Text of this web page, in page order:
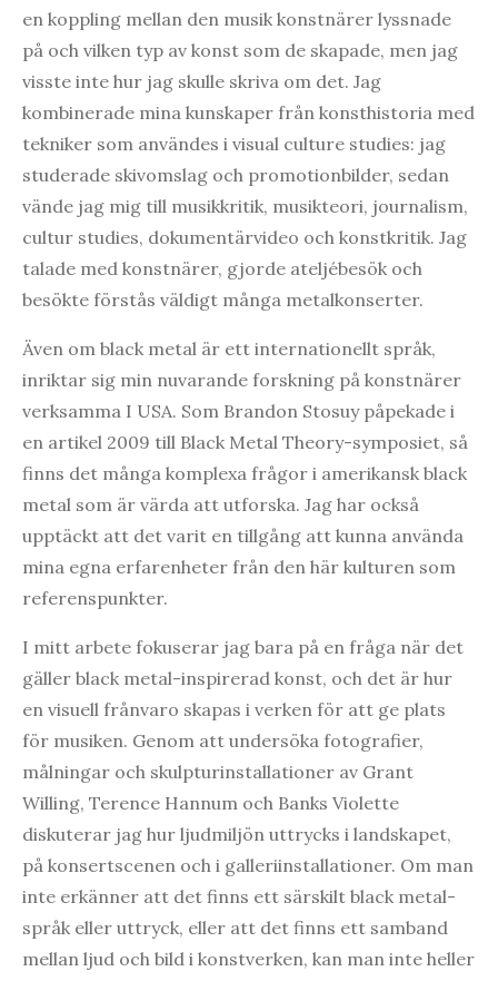
en koppling mellan den musik konstnärer lyssnade
på och vilken typ av konst som de skapade, men jag
visste inte hur jag skulle skriva om det. Jag
kombinerade mina kunskaper från konsthistoria med
tekniker som användes i visual culture studies: jag
studerade skivomslag och promotionbilder, sedan
vände jag mig till musikkritik, musikteori, journalism,
cultur studies, dokumentärvideo och konstkritik. Jag
talade med konstnärer, gjorde ateljébesök och
besökte förstås väldigt många metalkonserter.
Även om black metal är ett internationellt språk,
inriktar sig min nuvarande forskning på konstnärer
verksamma I USA. Som Brandon Stosuy påpekade i
en artikel 2009 till Black Metal Theory-symposiet, så
finns det många komplexa frågor i amerikansk black
metal som är värda att utforska. Jag har också
upptäckt att det varit en tillgång att kunna använda
mina egna erfarenheter från den här kulturen som
referenspunkter.
I mitt arbete fokuserar jag bara på en fråga när det
gäller black metal-inspirerad konst, och det är hur
en visuell frånvaro skapas i verken för att ge plats
för musiken. Genom att undersöka fotografier,
målningar och skulpturinstallationer av Grant
Willing, Terence Hannum och Banks Violette
diskuterar jag hur ljudmiljön uttrycks i landskapet,
på konsertscenen och i galleriinstallationer. Om man
inte erkänner att det finns ett särskilt black metal-
språk eller uttryck, eller att det finns ett samband
mellan ljud och bild i konstverken, kan man inte heller